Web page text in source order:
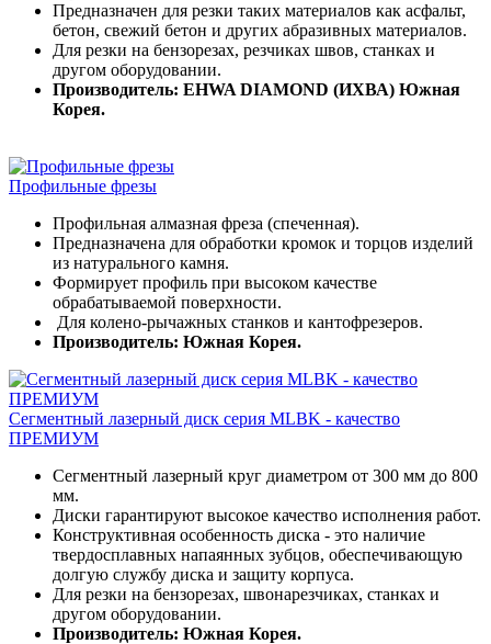
Предназначен для резки таких материалов как асфальт,
бетон, свежий бетон и других абразивных материалов.
Для резки на бензорезах, резчиках швов, станках и
другом оборудовании.
Производитель: EHWA DIAMOND (ИХВА) Южная
Корея.
Профильные фрезы
Профильная алмазная фреза (спеченная).
Предназначена для обработки кромок и торцов изделий
из натурального камня.
Формирует профиль при высоком качестве
обрабатываемой поверхности.
Для колено-рычажных станков и кантофрезеров.
Производитель: Южная Корея.
Сегментный лазерный диск серия MLBK - качество
ПРЕМИУМ
Сегментный лазерный круг диаметром от 300 мм до 800
мм.
Диски гарантируют высокое качество исполнения работ.
Конструктивная особенность диска - это наличие
твердосплавных напаянных зубцов, обеспечивающую
долгую службу диска и защиту корпуса.
Для резки на бензорезах, швонарезчиках, станках и
другом оборудовании.
Производитель: Южная Корея.